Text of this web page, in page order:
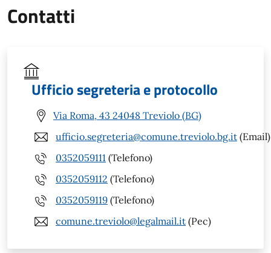
Contatti
Ufficio segreteria e protocollo
Via Roma, 43 24048 Treviolo (BG)
ufficio.segreteria@comune.treviolo.bg.it (Email)
0352059111 (Telefono)
0352059112 (Telefono)
0352059119 (Telefono)
comune.treviolo@legalmail.it (Pec)